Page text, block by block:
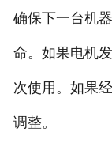
确保下一台机
命。如果电机
次使用。如果
调整。